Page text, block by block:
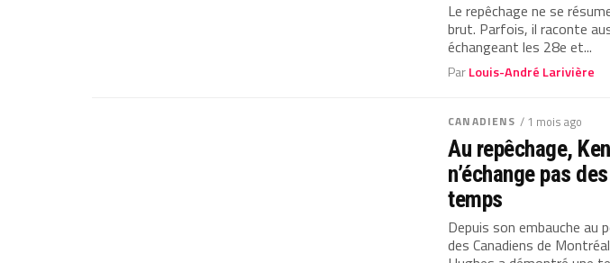
Le repêchage ne se
brut. Parfois, il raconte
échangeant les 28e et...
ParLouis-André Larivière
CANADIENS / 1 mois ago
Au repêchage,
n’échange pas
temps
Depuis son embauche au
des Canadiens de